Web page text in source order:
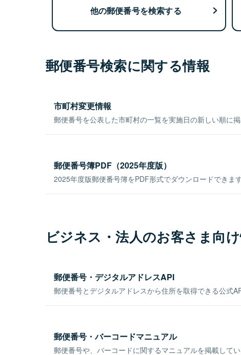
他の郵便番号を検索する
郵便番号検索に関する情報
市町村変更情報
郵便番号を公表した市町村の一覧を実施日の新しい順に掲
郵便番号簿PDF（2025年度版）
2025年度版郵便番号簿をPDF形式でダウンロードできます
ビジネス・法人のお客さま向
郵便番号・デジタルアドレスAPI
郵便番号とデジタルアドレスから住所を取得できる公式
郵便番号・バーコードマニュアル
郵便番号や、バーコードに関するマニュアルを掲載してい